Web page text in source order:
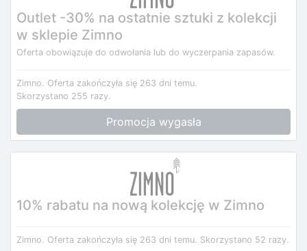
Outlet -30% na ostatnie sztuki z kolekcji
w sklepie Zimno
Oferta obowiązuje do odwołania lub do wyczerpania zapasów.
Zimno. Oferta zakończyła się 263 dni temu.
Skorzystano 255 razy.
Promocja wygasła
10% rabatu na nową kolekcję w Zimno
Zimno. Oferta zakończyła się 263 dni temu. Skorzystano 52 razy.